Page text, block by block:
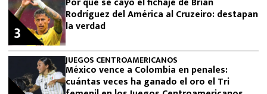
Rodríguez del América al Cruzeiro: destapan
la verdad
3
JUEGOS CENTROAMERICANOS
México vence a Colombia en penales:
cuántas veces ha ganado el oro el Tri